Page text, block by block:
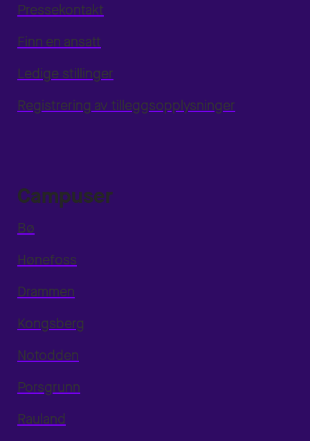
Pressekontakt
Finn en ansatt
Ledige stillinger
Registrering av tilleggsopplysninger
Campuser
Bø
Hønefoss
Drammen
Kongsberg
Notodden
Porsgrunn
Rauland